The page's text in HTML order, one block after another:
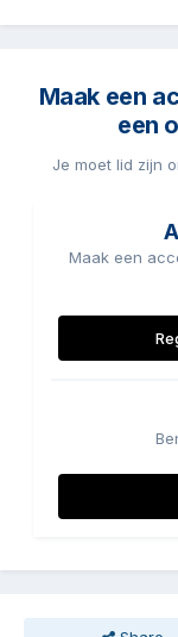
Maak een
een
Je moet lid zijn
Maak een